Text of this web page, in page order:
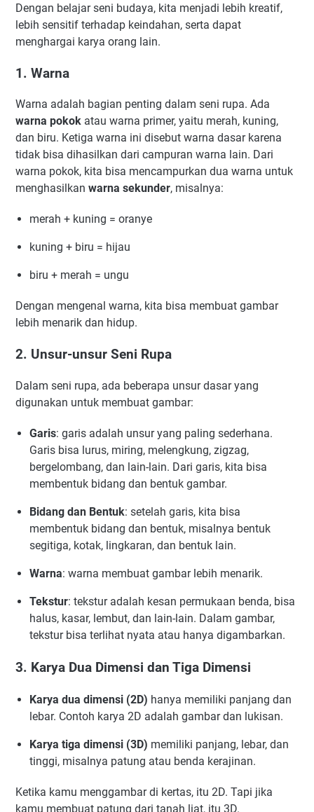
Dengan belajar seni budaya, kita menjadi lebih kreatif,
lebih sensitif terhadap keindahan, serta dapat
menghargai karya orang lain.
1. Warna
Warna adalah bagian penting dalam seni rupa. Ada
warna pokok atau warna primer, yaitu merah, kuning,
dan biru. Ketiga warna ini disebut warna dasar karena
tidak bisa dihasilkan dari campuran warna lain. Dari
warna pokok, kita bisa mencampurkan dua warna untuk
menghasilkan warna sekunder, misalnya:
merah + kuning = oranye
kuning + biru = hijau
biru + merah = ungu
Dengan mengenal warna, kita bisa membuat gambar
lebih menarik dan hidup.
2. Unsur-unsur Seni Rupa
Dalam seni rupa, ada beberapa unsur dasar yang
digunakan untuk membuat gambar:
Garis: garis adalah unsur yang paling sederhana.
Garis bisa lurus, miring, melengkung, zigzag,
bergelombang, dan lain-lain. Dari garis, kita bisa
membentuk bidang dan bentuk gambar.
Bidang dan Bentuk: setelah garis, kita bisa
membentuk bidang dan bentuk, misalnya bentuk
segitiga, kotak, lingkaran, dan bentuk lain.
Warna: warna membuat gambar lebih menarik.
Tekstur: tekstur adalah kesan permukaan benda, bisa
halus, kasar, lembut, dan lain-lain. Dalam gambar,
tekstur bisa terlihat nyata atau hanya digambarkan.
3. Karya Dua Dimensi dan Tiga Dimensi
Karya dua dimensi (2D) hanya memiliki panjang dan
lebar. Contoh karya 2D adalah gambar dan lukisan.
Karya tiga dimensi (3D) memiliki panjang, lebar, dan
tinggi, misalnya patung atau benda kerajinan.
Ketika kamu menggambar di kertas, itu 2D. Tapi jika
kamu membuat patung dari tanah liat, itu 3D.